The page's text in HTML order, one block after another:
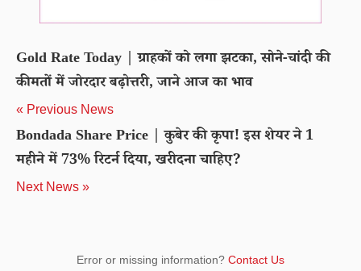
Gold Rate Today | ग्राहकों को लगा झटका, सोने-चांदी की
कीमतों में जोरदार बढ़ोत्तरी, जाने आज का भाव
« Previous News
Bondada Share Price | कुबेर की कृपा! इस शेयर ने 1
महीने में 73% रिटर्न दिया, खरीदना चाहिए?
Next News »
Error or missing information? Contact Us